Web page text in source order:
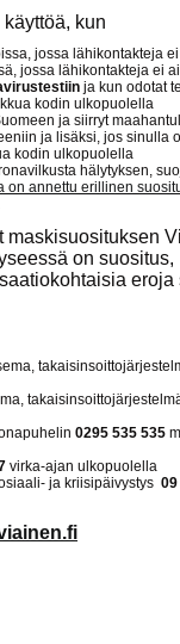
kun
jossa lähikontakteja
jossa lähikontakteja ei
ja kun odotat
kodin ulkopuolella
ja siirryt
ja lisäksi, jos sinulla
kodin ulkopuolella
hälytyksen,
on annettu erillinen
maskisuosituksen
on suositus,
eroja
0295 535 535
virka-ajan ulkopuolella
ja kriisipäivystys 09